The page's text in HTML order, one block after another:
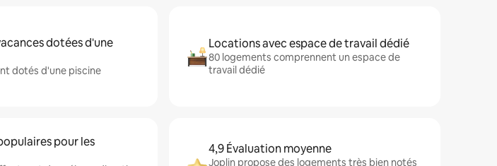
dotées d'une
dotés d'une piscine
Locations avec espace de travail dédié
80 logements comprennent un espace de
travail dédié
pour les
4,9 Évaluation moyenne
Joplin propose des logements très bien notés